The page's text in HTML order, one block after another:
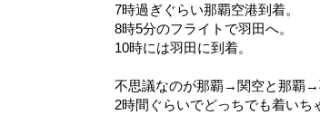
7時過ぎぐらい那覇空港到着。
8時5分のフライトで羽田へ。
10時には羽田に到着。
不思議なのが那覇→関空と那覇→
2時間ぐらいでどっちでも着いち